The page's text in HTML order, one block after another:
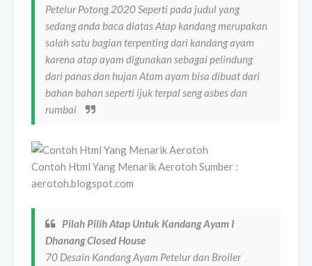
Petelur Potong 2020 Seperti pada judul yang
sedang anda baca diatas Atap kandang merupakan
salah satu bagian terpenting dari kandang ayam
karena atap ayam digunakan sebagai pelindung
dari panas dan hujan Atam ayam bisa dibuat dari
bahan bahan seperti ijuk terpal seng asbes dan
rumbai
Contoh Html Yang Menarik Aerotoh Sumber :
aerotoh.blogspot.com
Pilah Pilih Atap Untuk Kandang Ayam I
Dhanang Closed House
70 Desain Kandang Ayam Petelur dan Broiler